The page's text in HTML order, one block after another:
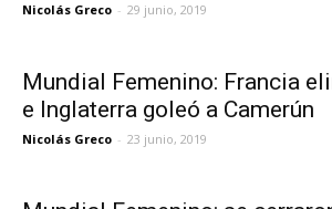
Nicolás Greco - 29 junio, 2019
Mundial Femenino: Francia
e Inglaterra goleó a Camerún
Nicolás Greco - 23 junio, 2019